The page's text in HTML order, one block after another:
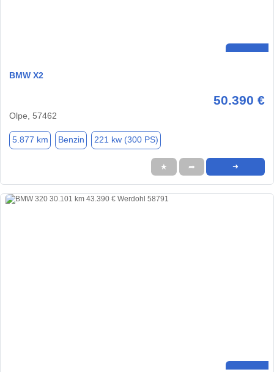
BMW X2
50.390 €
Olpe, 57462
5.877 km Benzin 221 kw (300 PS)
★ ➦ ➜